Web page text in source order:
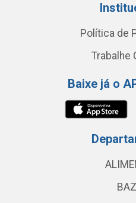
Política de
Trabalhe
Baixe já o